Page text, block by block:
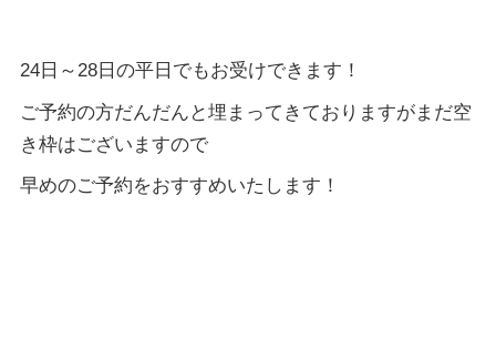
24日～28日の平日でもお受けできます！
ご予約の方だんだんと埋まってきておりますがまだ空
き枠はございますので
早めのご予約をおすすめいたします！